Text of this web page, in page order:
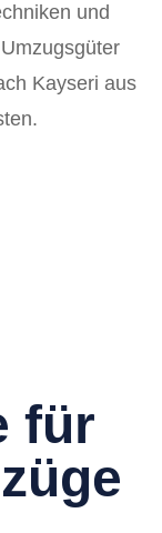
und
Kayseri aus
für